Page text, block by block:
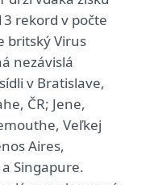
rekord v počte
britský Virus
nezávislá
v Bratislave,
ČR; Jene,
Veľkej
Aires,
Singapure.